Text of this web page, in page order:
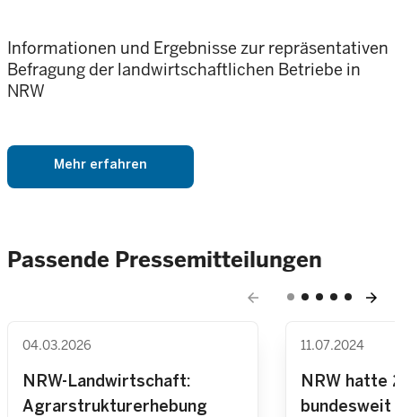
Informationen und Ergebnisse zur repräsentativen
Befragung der landwirtschaftlichen Betriebe in
NRW
Mehr erfahren
Passende Pressemitteilungen
arrow_back arrow_forward
04.03.2026
NRW-Landwirtschaft:
Agrarstrukturerhebung
11.07.2024
NRW hatte
bundesweit